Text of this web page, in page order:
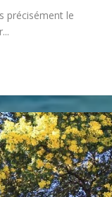
précisément le